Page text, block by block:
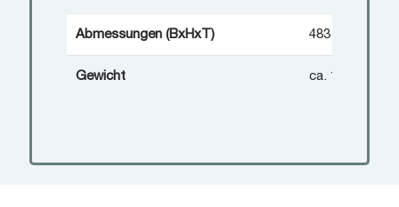
Abmessungen (BxHxT) 483 x 88,5 x
Gewicht ca. 16,5 kg